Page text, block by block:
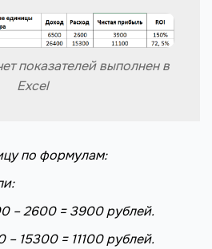
показателей выполнен в
Excel
по формулам:
– 2600 = 3900 рублей.
15300 = 11100 рублей.